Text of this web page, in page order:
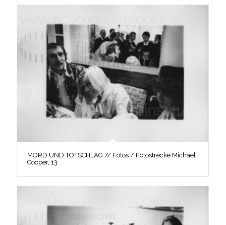
MORD UND TOTSCHLAG // Fotos / Fotostrecke Michael
Cooper, 13